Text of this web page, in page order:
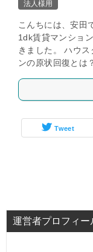
法人様用
こんちには、安田
1dk賃貸マンショ
きました。 ハウ
ンの原状回復とは
Tweet
運営者プロフィー